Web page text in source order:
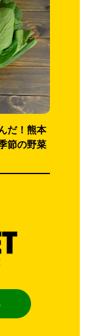
だ！熊本
節の野菜